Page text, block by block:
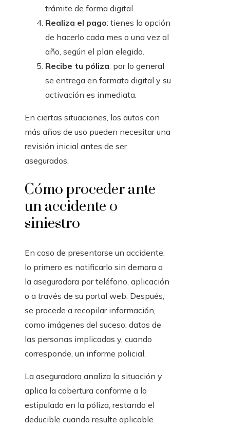
trámite de forma digital.
Realiza el pago: tienes la opción
de hacerlo cada mes o una vez al
año, según el plan elegido.
Recibe tu póliza: por lo general
se entrega en formato digital y su
activación es inmediata.
En ciertas situaciones, los autos con
más años de uso pueden necesitar una
revisión inicial antes de ser
asegurados.
Cómo proceder ante
un accidente o
siniestro
En caso de presentarse un accidente,
lo primero es notificarlo sin demora a
la aseguradora por teléfono, aplicación
o a través de su portal web. Después,
se procede a recopilar información,
como imágenes del suceso, datos de
las personas implicadas y, cuando
corresponde, un informe policial.
La aseguradora analiza la situación y
aplica la cobertura conforme a lo
estipulado en la póliza, restando el
deducible cuando resulte aplicable.